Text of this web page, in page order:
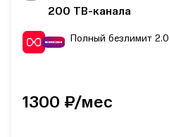
200 ТВ-канала
Полный безлимит 2.0
1300 ₽/мес